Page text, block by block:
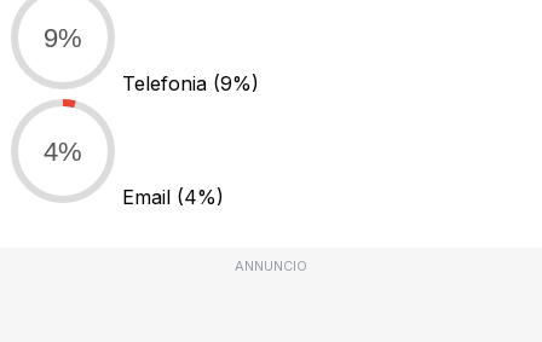
9%
Telefonia (9%)
4%
Email (4%)
ANNUNCIO